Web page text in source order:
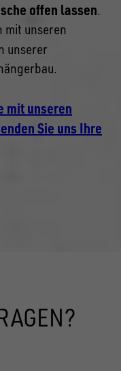
offen lassen.
mit unseren
unserer
mit unseren
Sie uns Ihre